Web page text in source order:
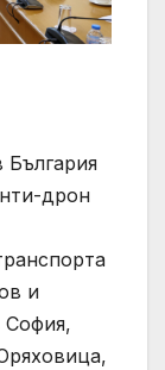
дрон
и
София,